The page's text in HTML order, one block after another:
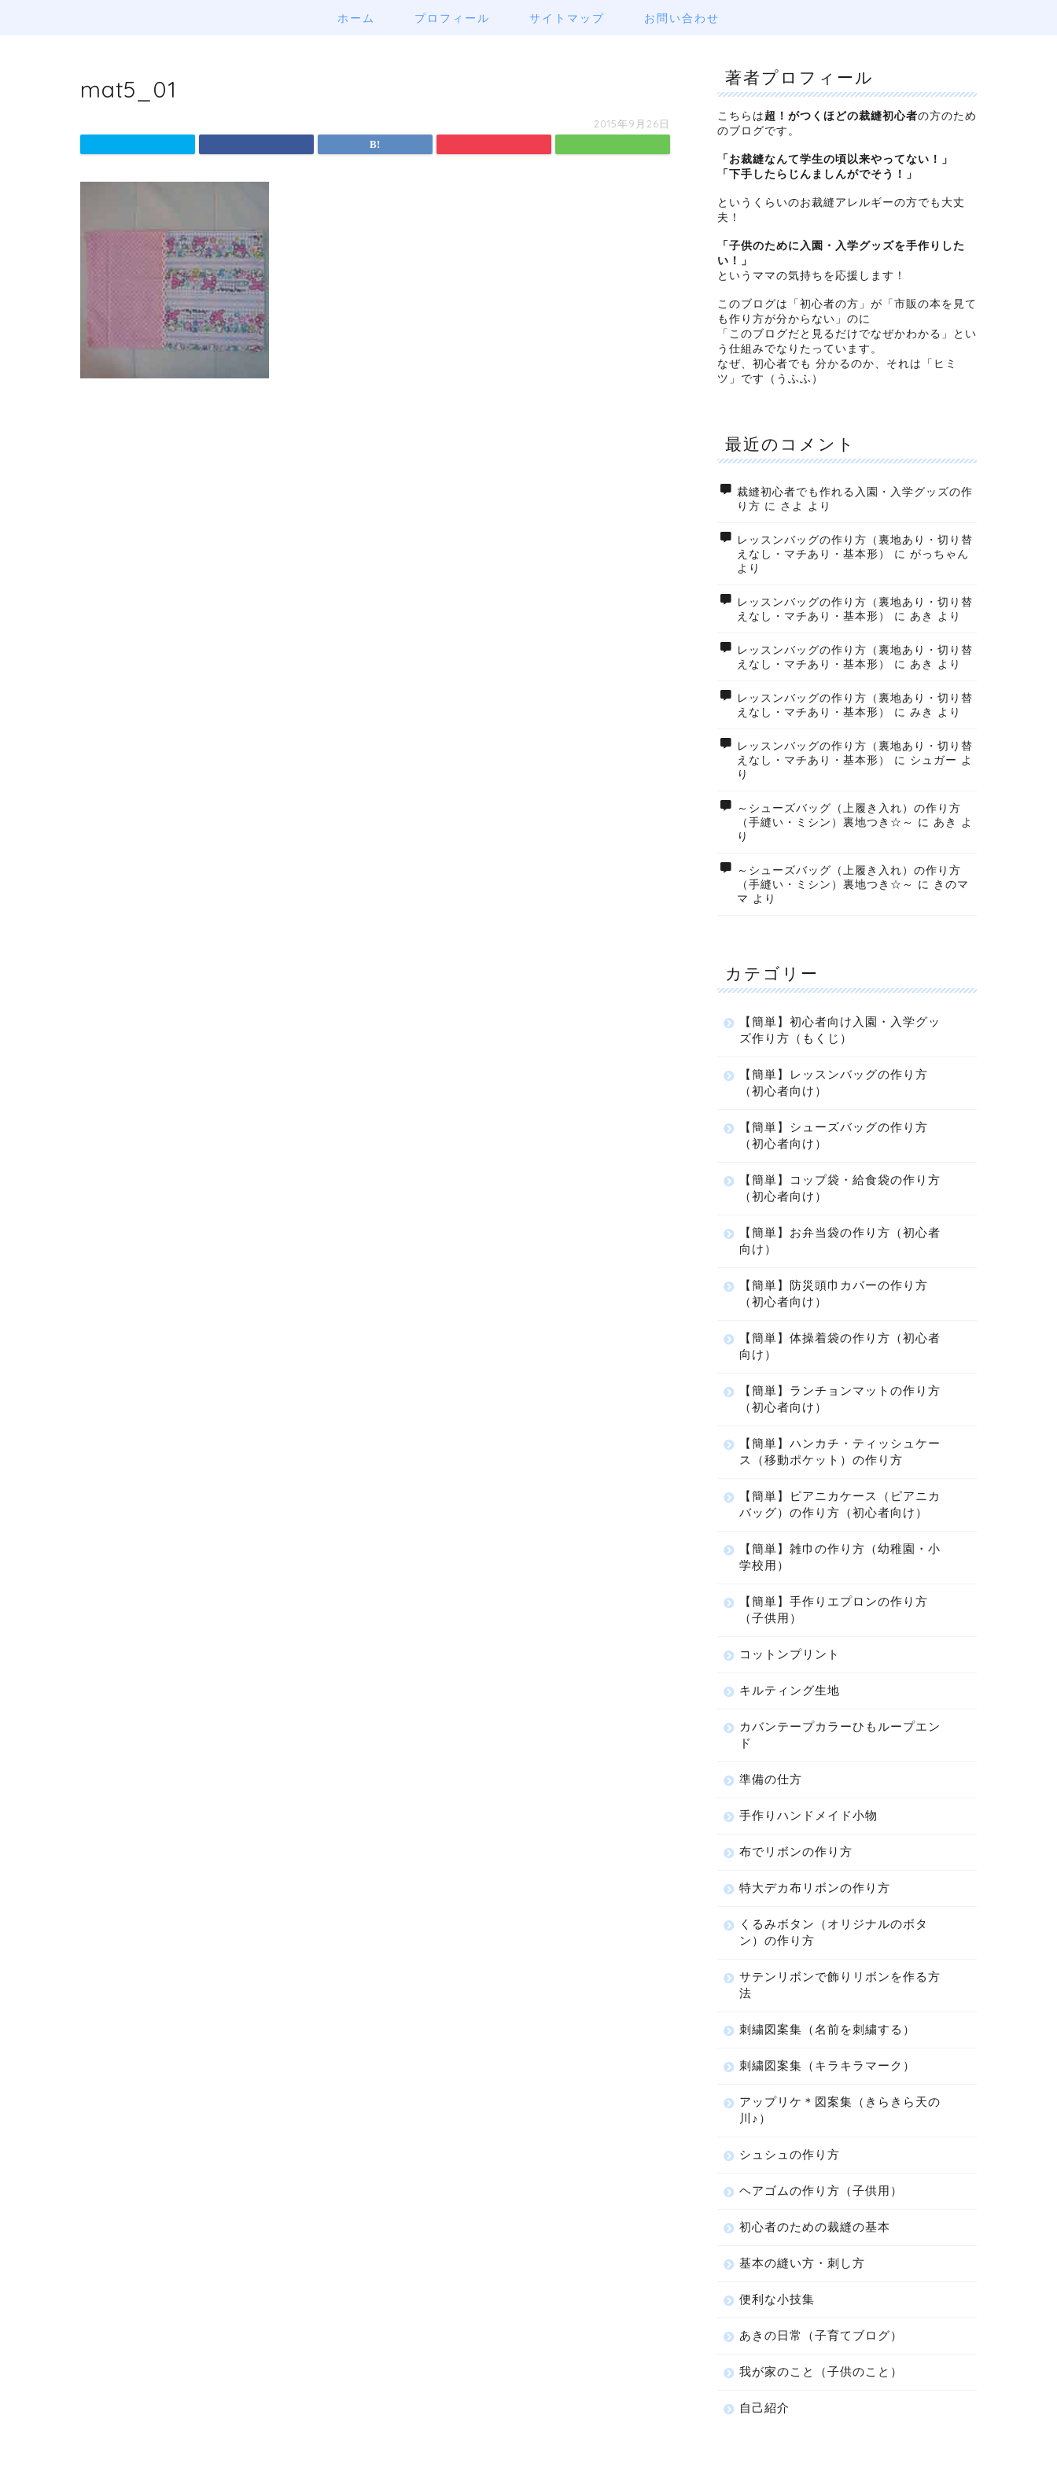
ホーム プロフィール サイトマップ お問い合わせ
mat5_01
2015年9月26日
著者プロフィール
こちらは超！がつくほどの裁縫初心者の方のため
のブログです。
「お裁縫なんて学生の頃以来やってない！」
「下手したらじんましんがでそう！」
というくらいのお裁縫アレルギーの方でも大丈
夫！
「子供のために入園・入学グッズを手作りした
い！」
というママの気持ちを応援します！
このブログは「初心者の方」が「市販の本を見て
も作り方が分からない」のに
「このブログだと見るだけでなぜかわかる」とい
う仕組みでなりたっています。
なぜ、初心者でも 分かるのか、それは「ヒミ
ツ」です（うふふ）
最近のコメント
裁縫初心者でも作れる入園・入学グッズの作
り方 に さよ より
レッスンバッグの作り方（裏地あり・切り替
えなし・マチあり・基本形）
に がっちゃん
より
レッスンバッグの作り方（裏地あり・切り替
えなし・マチあり・基本形）
に あき より
レッスンバッグの作り方（裏地あり・切り替
えなし・マチあり・基本形）
に あき より
レッスンバッグの作り方（裏地あり・切り替
えなし・マチあり・基本形）
に みき より
レッスンバッグの作り方（裏地あり・切り替
えなし・マチあり・基本形）
に シュガー よ
り
～シューズバッグ（上履き入れ）の作り方
（手縫い・ミシン）裏地つき☆～ に あき
よ
り
～シューズバッグ（上履き入れ）の作り方
（手縫い・ミシン）裏地つき☆～ に きのマ
マ より
カテゴリー
【簡単】初心者向け入園・入学グッ
ズ作り方（もくじ）
【簡単】レッスンバッグの作り方
（初心者向け）
【簡単】シューズバッグの作り方
（初心者向け）
【簡単】コップ袋・給食袋の作り方
（初心者向け）
【簡単】お弁当袋の作り方（初心者
向け）
【簡単】防災頭巾カバーの作り方
（初心者向け）
【簡単】体操着袋の作り方（初心者
向け）
【簡単】ランチョンマットの作り方
（初心者向け）
【簡単】ハンカチ・ティッシュケー
ス（移動ポケット）の作り方
【簡単】ピアニカケース（ピアニカ
バッグ）の作り方（初心者向け）
【簡単】雑巾の作り方（幼稚園・小
学校用）
【簡単】手作りエプロンの作り方
（子供用）
コットンプリント
キルティング生地
カバンテープカラーひもループエン
ド
準備の仕方
手作りハンドメイド小物
布でリボンの作り方
特大デカ布リボンの作り方
くるみボタン（オリジナルのボタ
ン）の作り方
サテンリボンで飾りリボンを作る方
法
刺繍図案集（名前を刺繍する）
刺繍図案集（キラキラマーク）
アップリケ＊図案集（きらきら天の
川♪）
シュシュの作り方
ヘアゴムの作り方（子供用）
初心者のための裁縫の基本
基本の縫い方・刺し方
便利な小技集
あきの日常（子育てブログ）
我が家のこと（子供のこと）
自己紹介